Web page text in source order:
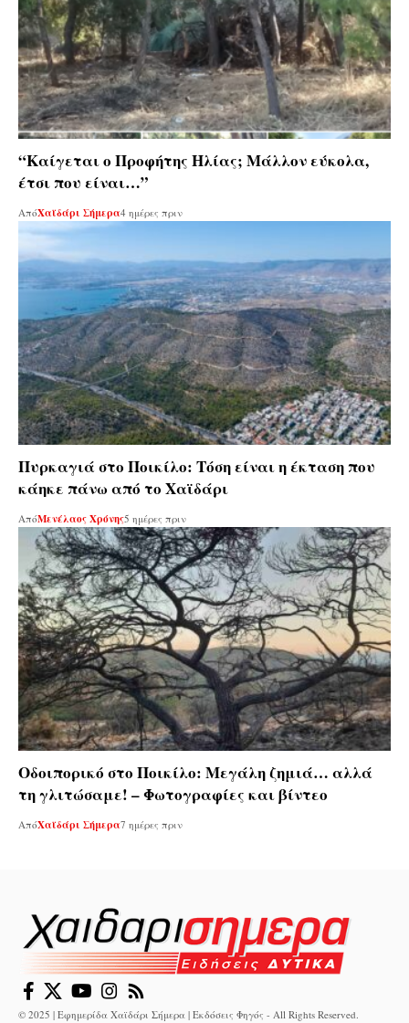
“Καίγεται ο Προφήτης Ηλίας; Μάλλον εύκολα,
έτσι που είναι…”
ΑπόΧαϊδάρι Σήμερα4 ημέρες πριν
Πυρκαγιά στο Ποικίλο: Τόση είναι η έκταση που
κάηκε πάνω από το Χαϊδάρι
ΑπόΜενέλαος Χρόνης5 ημέρες πριν
Οδοιπορικό στο Ποικίλο: Μεγάλη ζημιά… αλλά
τη γλιτώσαμε! – Φωτογραφίες και βίντεο
ΑπόΧαϊδάρι Σήμερα7 ημέρες πριν
© 2025 | Εφημερίδα Χαϊδάρι Σήμερα | Εκδόσεις Φηγός - All Rights Reserved.